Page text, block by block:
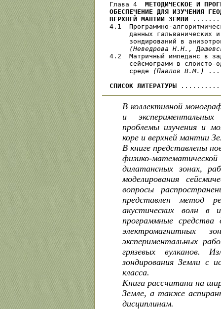
Глава 4 МЕТОДИЧЕСКОЕ И
ОБЕСПЕЧЕНИЕ ДЛЯ ИЗУЧЕНИЯ
ВЕРХНЕЙ МАНТИИ ЗЕМЛИ
4.1  Программно-
данных гальванических
зондирований в
(Неведрова Н.Н.,
4.2  Матричный импеданс в
сейсмограмм в слоисто-
     среде
(Павлов В.М.)
СПИСОК ЛИТЕРАТУРЫ
В коллективной
и
проблемы изучения и
коре и верхней мантии
В книге представлены
физико-
дилатансных зонах,
моделирования
вопросы
представлен метод
акустических волн в
программные
электромагнитных
экспериментальных
грязевых вулканов.
зондирования Земли с
класса.
Книга рассчитана на
Земле, а также
дисциплинам.